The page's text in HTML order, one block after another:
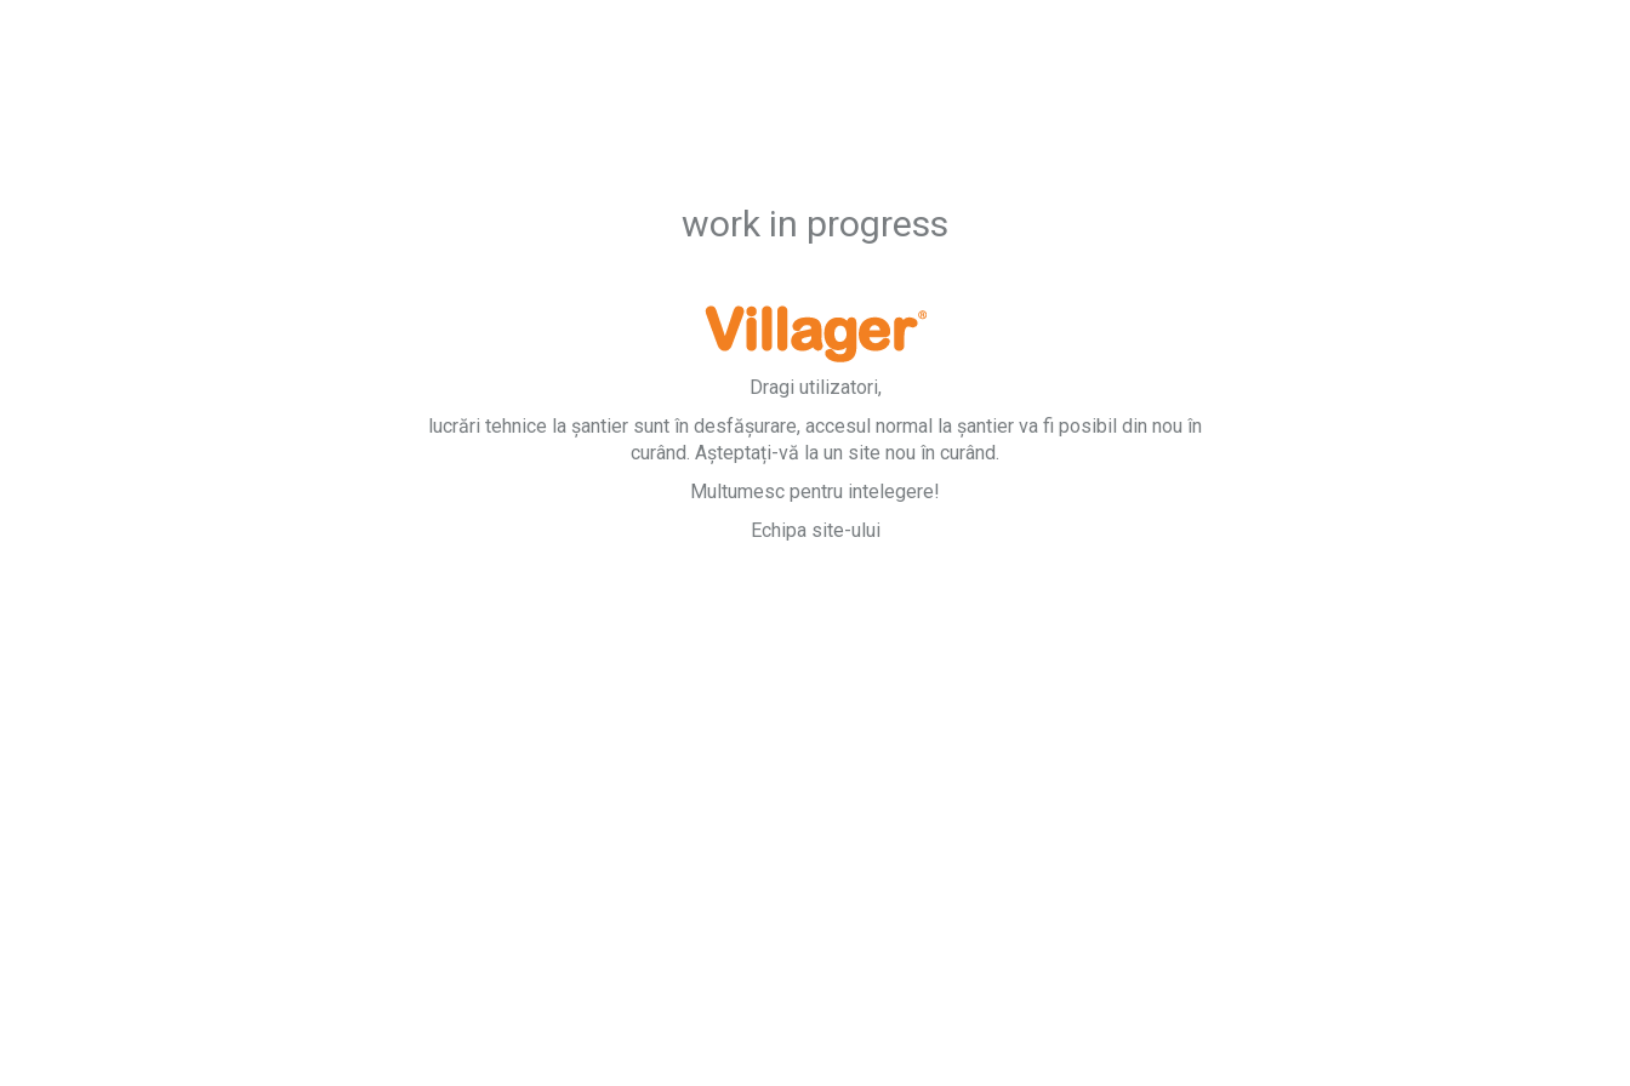
work in progress
Dragi utilizatori,
lucrări tehnice la șantier sunt în desfășurare, accesul normal la șantier va fi posibil din nou în
curând. Așteptați-vă la un site nou în curând.
Multumesc pentru intelegere!
Echipa site-ului